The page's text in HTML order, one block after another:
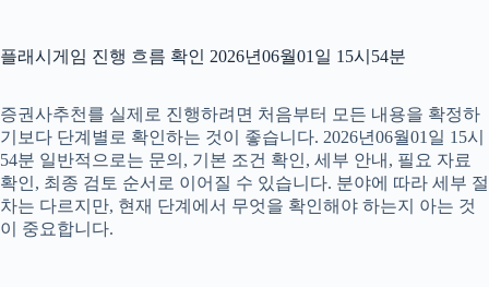
플래시게임 진행 흐름 확인 2026년06월01일 15시54분
증권사추천를 실제로 진행하려면 처음부터 모든 내용을 확정하
기보다 단계별로 확인하는 것이 좋습니다. 2026년06월01일 15시
54분 일반적으로는 문의, 기본 조건 확인, 세부 안내, 필요 자료
확인, 최종 검토 순서로 이어질 수 있습니다. 분야에 따라 세부 절
차는 다르지만, 현재 단계에서 무엇을 확인해야 하는지 아는 것
이 중요합니다.